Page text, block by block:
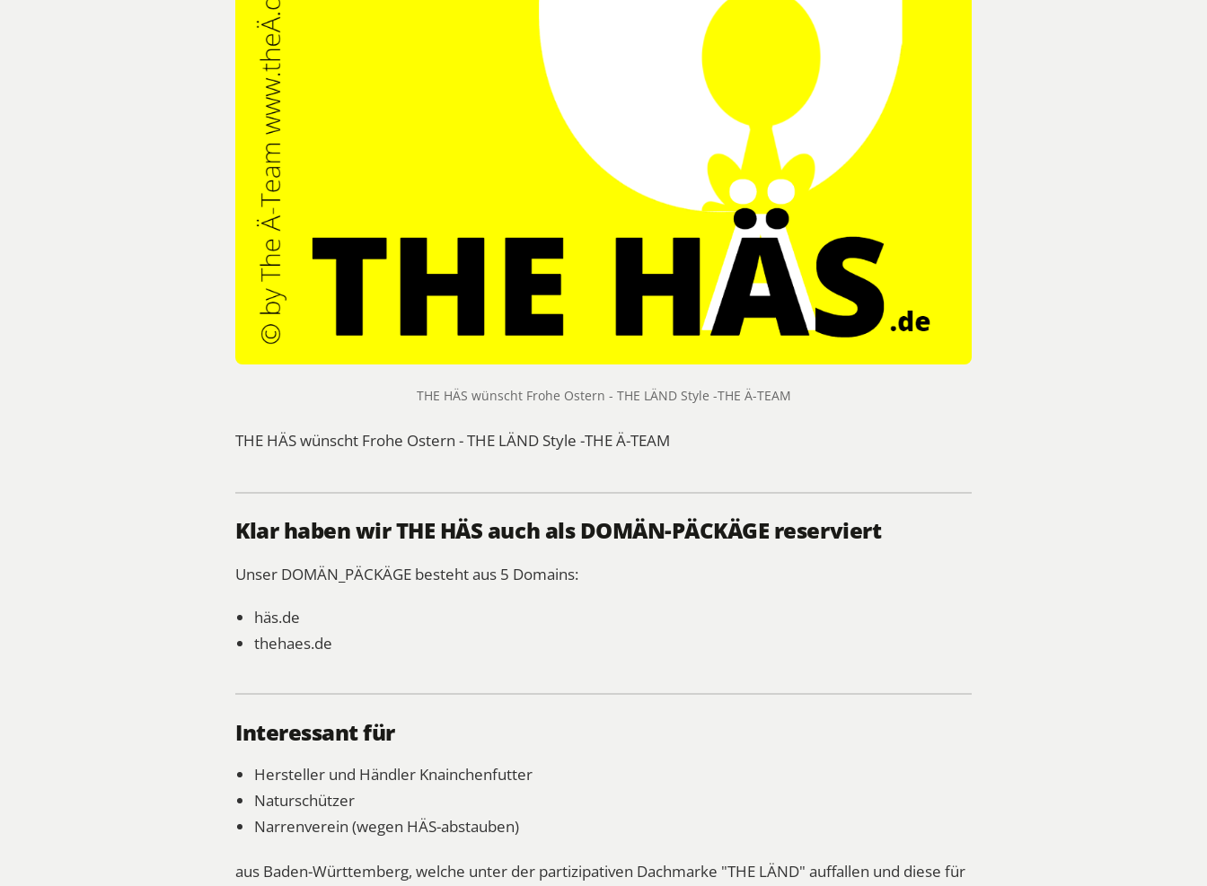
THE HÄS wünscht Frohe Ostern - THE LÄND Style -THE Ä-TEAM
THE HÄS wünscht Frohe Ostern - THE LÄND Style -THE Ä-TEAM
Klar haben wir THE HÄS auch als DOMÄN-PÄCKÄGE reserviert
Unser DOMÄN_PÄCKÄGE besteht aus 5 Domains:
häs.de
thehaes.de
Interessant für
Hersteller und Händler Knainchenfutter
Naturschützer
Narrenverein (wegen HÄS-abstauben)
aus Baden-Württemberg, welche unter der partizipativen Dachmarke "THE LÄND" auffallen und diese für